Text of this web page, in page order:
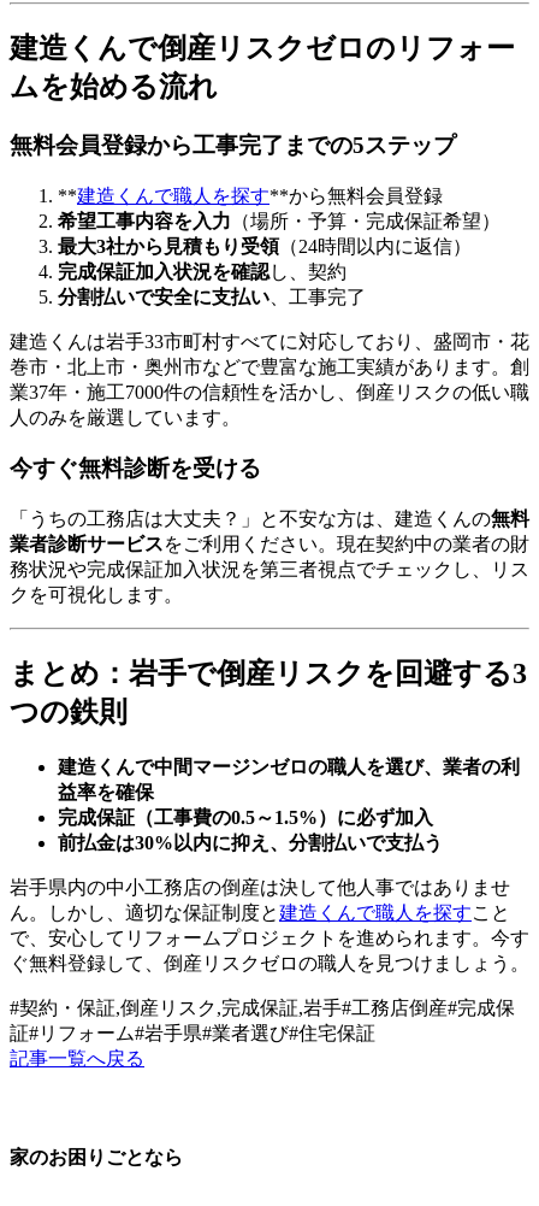
建造くんで倒産リスクゼロのリフォー
ムを始める流れ
無料会員登録から工事完了までの5ステップ
**建造くんで職人を探す**から無料会員登録
希望工事内容を入力 （場所・予算・完成保証希望）
最大3社から見積もり受領（24時間以内に返信）
完成保証加入状況を確認し、契約
分割払いで安全に支払い 、工事完了
建造くんは岩手33市町村すべてに対応しており、盛岡市・花
巻市・北上市・奥州市などで豊富な施工実績があります。創
業37年・施工7000件の信頼性を活かし、倒産リスクの低い職
人のみを厳選しています。
今すぐ無料診断を受ける
「うちの工務店は大丈夫？」と不安な方は、建造くんの無料
業者診断サービスをご利用ください。現在契約中の業者の財
務状況や完成保証加入状況を第三者視点でチェックし、リス
クを可視化します。
まとめ：岩手で倒産リスクを回避する3
つの鉄則
建造くんで中間マージンゼロの職人を選び、業者の利
益率を確保
完成保証（工事費の0.5～1.5%）に必ず加入
前払金は30%以内に抑え、分割払いで支払う
岩手県内の中小工務店の倒産は決して他人事ではありませ
ん。しかし、適切な保証制度と建造くんで職人を探すこと
で、安心してリフォームプロジェクトを進められます。今す
ぐ無料登録して、倒産リスクゼロの職人を見つけましょう。
#契約・保証,倒産リスク,完成保証,岩手#工務店倒産#完成保
証#リフォーム#岩手県#業者選び#住宅保証
記事一覧へ戻る
家のお困りごとなら